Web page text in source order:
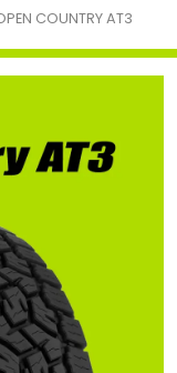
COUNTRY AT3